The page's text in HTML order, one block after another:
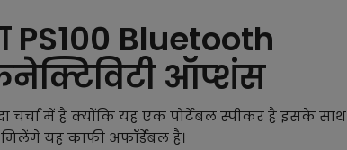
Bluetooth
ऑप्शंस
चर्चा में है क्योंकि यह एक पोर्टेबल स्पीकर है इसके साथ
यह काफी अफॉर्डेबल है।